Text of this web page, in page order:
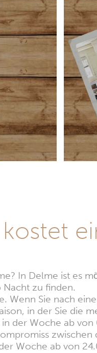
In Delme ist es
zu finden.
Wenn Sie nach
in der Sie die
der Woche ab von
Woche ab von